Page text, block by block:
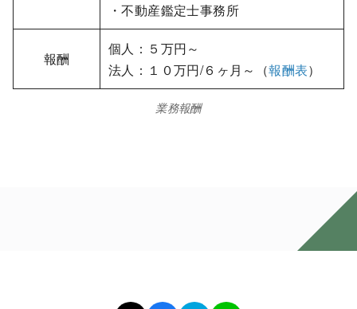
・不動産鑑定士事務所
報酬
個人：５万円～
法人：１０万円/６ヶ月～（報酬表）
業務報酬